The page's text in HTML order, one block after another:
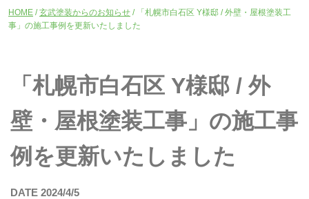
HOME /玄武塗装からのお知らせ /
「札幌市白石区 Y様邸 / 外壁・屋根塗装工
事」の施工事例を更新いたしました
「札幌市白石区 Y様邸 / 外
壁・屋根塗装工事」の施工事
例を更新いたしました
DATE 2024/4/5